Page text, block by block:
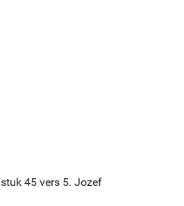
45 vers 5. Jozef